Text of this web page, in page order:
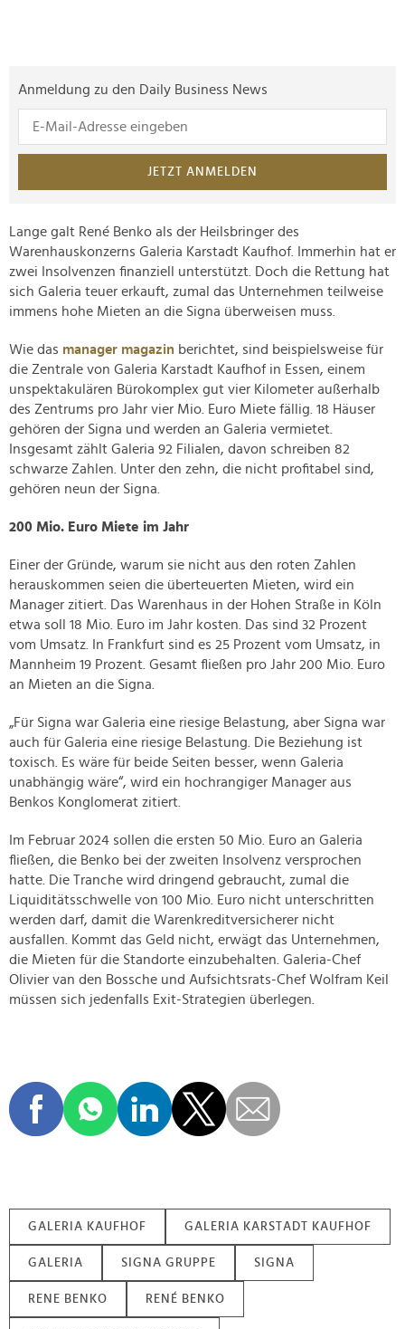
Anmeldung zu den Daily Business News
JETZT ANMELDEN
Lange galt René Benko als der Heilsbringer des
Warenhauskonzerns Galeria Karstadt Kaufhof. Immerhin hat er
zwei Insolvenzen finanziell unterstützt. Doch die Rettung hat
sich Galeria teuer erkauft, zumal das Unternehmen teilweise
immens hohe Mieten an die Signa überweisen muss.
Wie das manager magazin berichtet, sind beispielsweise für
die Zentrale von Galeria Karstadt Kaufhof in Essen, einem
unspektakulären Bürokomplex gut vier Kilometer außerhalb
des Zentrums pro Jahr vier Mio. Euro Miete fällig. 18 Häuser
gehören der Signa und werden an Galeria vermietet.
Insgesamt zählt Galeria 92 Filialen, davon schreiben 82
schwarze Zahlen. Unter den zehn, die nicht profitabel sind,
gehören neun der Signa.
200 Mio. Euro Miete im Jahr
Einer der Gründe, warum sie nicht aus den roten Zahlen
herauskommen seien die überteuerten Mieten, wird ein
Manager zitiert. Das Warenhaus in der Hohen Straße in Köln
etwa soll 18 Mio. Euro im Jahr kosten. Das sind 32 Prozent
vom Umsatz. In Frankfurt sind es 25 Prozent vom Umsatz, in
Mannheim 19 Prozent. Gesamt fließen pro Jahr 200 Mio. Euro
an Mieten an die Signa.
„Für Signa war Galeria eine riesige Belastung, aber Signa war
auch für Galeria eine riesige Belastung. Die Beziehung ist
toxisch. Es wäre für beide Seiten besser, wenn Galeria
unabhängig wäre“, wird ein hochrangiger Manager aus
Benkos Konglomerat zitiert.
Im Februar 2024 sollen die ersten 50 Mio. Euro an Galeria
fließen, die Benko bei der zweiten Insolvenz versprochen
hatte. Die Tranche wird dringend gebraucht, zumal die
Liquiditätsschwelle von 100 Mio. Euro nicht unterschritten
werden darf, damit die Warenkreditversicherer nicht
ausfallen. Kommt das Geld nicht, erwägt das Unternehmen,
die Mieten für die Standorte einzubehalten. Galeria-Chef
Olivier van den Bossche und Aufsichtsrats-Chef Wolfram Keil
müssen sich jedenfalls Exit-Strategien überlegen.
GALERIA KAUFHOF GALERIA KARSTADT KAUFHOF
GALERIA SIGNA GRUPPE SIGNA
RENE BENKO RENÉ BENKO